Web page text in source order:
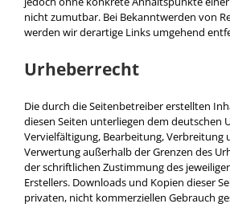
nicht zumutbar. Bei Bekanntwerden von
werden wir derartige Links umgehend
Urheberrecht
Die durch die Seitenbetreiber erstellten
diesen Seiten unterliegen dem deutschen
Vervielfältigung, Bearbeitung, Verbreitung
Verwertung außerhalb der Grenzen des
der schriftlichen Zustimmung des
Erstellers. Downloads und Kopien dieser
privaten, nicht kommerziellen Gebrauch